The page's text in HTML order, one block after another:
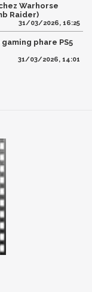
Warhorse
Raider)
31/03/2026, 16:25
phare PS5
31/03/2026, 14:01